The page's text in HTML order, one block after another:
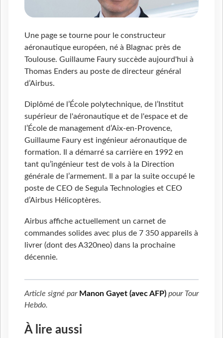
Une page se tourne pour le constructeur
aéronautique européen, né à Blagnac près de
Toulouse. Guillaume Faury succède aujourd'hui à
Thomas Enders au poste de directeur général
d’Airbus.
Diplômé de l’École polytechnique, de l’ Institut
supérieur de l'aéronautique et de l'espace et de
l’École de management d’Aix-en-Provence,
Guillaume Faury est ingénieur aéronautique de
formation. Il a démarré sa carrière en 1992 en
tant qu’ingénieur test de vols à la Direction
générale de l’armement. Il a par la suite occupé le
poste de CEO de Segula Technologies et CEO
d’Airbus Hélicoptères.
Airbus affiche actuellement un carnet de
commandes solides avec plus de 7 350 appareils à
livrer (dont des A320neo) dans la prochaine
décennie.
Article signé par Manon Gayet (avec AFP) pour Tour
Hebdo.
À lire aussi